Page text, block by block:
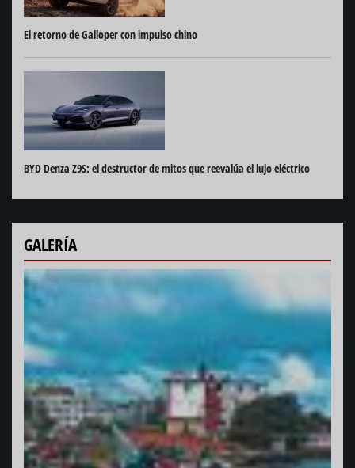
El retorno de Galloper con impulso chino
BYD Denza Z9S: el destructor de mitos que reevalúa el lujo eléctrico
GALERÍA